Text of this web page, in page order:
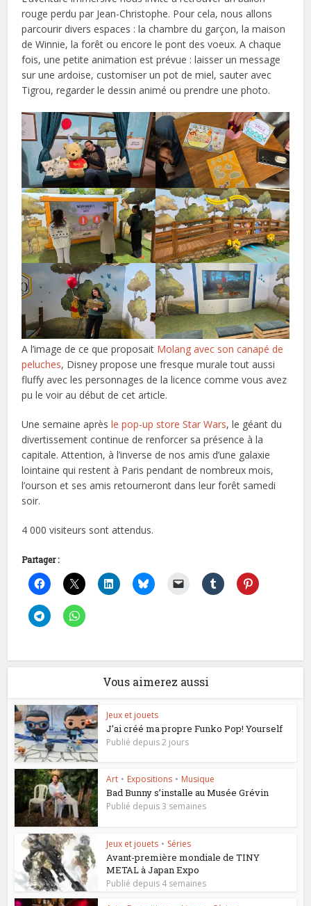
rouge perdu par Jean-Christophe. Pour cela, nous allons
parcourir divers espaces : la chambre du garçon, la maison
de Winnie, la forêt ou encore le pont des voeux. A chaque
fois, une petite animation est prévue : laisser un message
sur une ardoise, customiser un pot de miel, sauter avec
Tigrou, regarder le dessin animé ou prendre une photo.
A l’image de ce que proposait Molang avec son canapé de
peluches, Disney propose une fresque murale tout aussi
fluffy avec les personnages de la licence comme vous avez
pu le voir au début de cet article.
Une semaine aprèsle pop-up store Star Wars, le géant du
divertissement continue de renforcer sa présence à la
capitale. Attention, à l’inverse de nos amis d’une galaxie
lointaine qui restent à Paris pendant de nombreux mois,
l’ourson et ses amis retourneront dans leur forêt samedi
soir.
4 000 visiteurs sont attendus.
Partager :
Vous aimerez aussi
Jeux et jouets
J’ai créé ma propre Funko Pop! Yourself
Publié depuis 2 jours
Art • Expositions • Musique
Bad Bunny s’installe au Musée Grévin
Publié depuis 3 semaines
Jeux et jouets • Séries
Avant-première mondiale de TINY
METAL à Japan Expo
Publié depuis 4 semaines